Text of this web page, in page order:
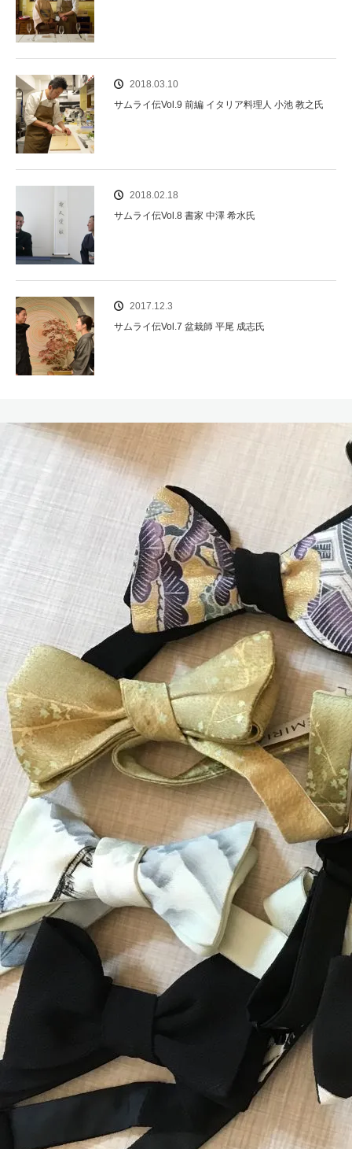
2018.03.10
サムライ伝Vol.9 前編 イタリア料理人 小池 教之氏
2018.02.18
サムライ伝Vol.8 書家 中澤 希水氏
2017.12.3
サムライ伝Vol.7 盆栽師 平尾 成志氏